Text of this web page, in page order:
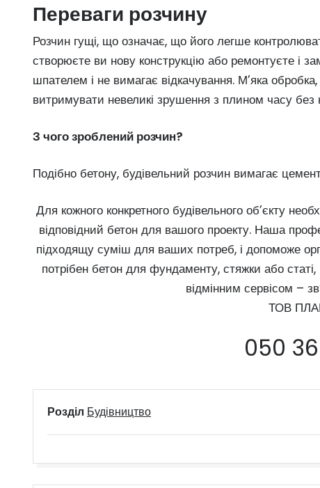
Переваги розчину
Розчин гущі, що означає, що його легше
створюєте ви нову конструкцію або ремонтуєте і
шпателем і не вимагає відкачування. М’яка
витримувати невеликі зрушення з плином часу без
З чого зроблений розчин?
Подібно бетону, будівельний розчин вимагає
Для кожного конкретного будівельного об’єкту
відповідний бетон для вашого проекту. Наша
підходящу суміш для ваших потреб, і допоможе
потрібен бетон для фундаменту, стяжки або
відмінним сервісом –
ТОВ
050
Розділ Будівництво